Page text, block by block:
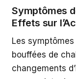
Symptômes
Effets sur
Les
bouffées de
changements